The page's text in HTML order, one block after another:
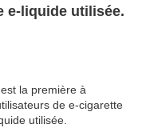
e-liquide utilisée.
la première à
de e-cigarette
utilisée.